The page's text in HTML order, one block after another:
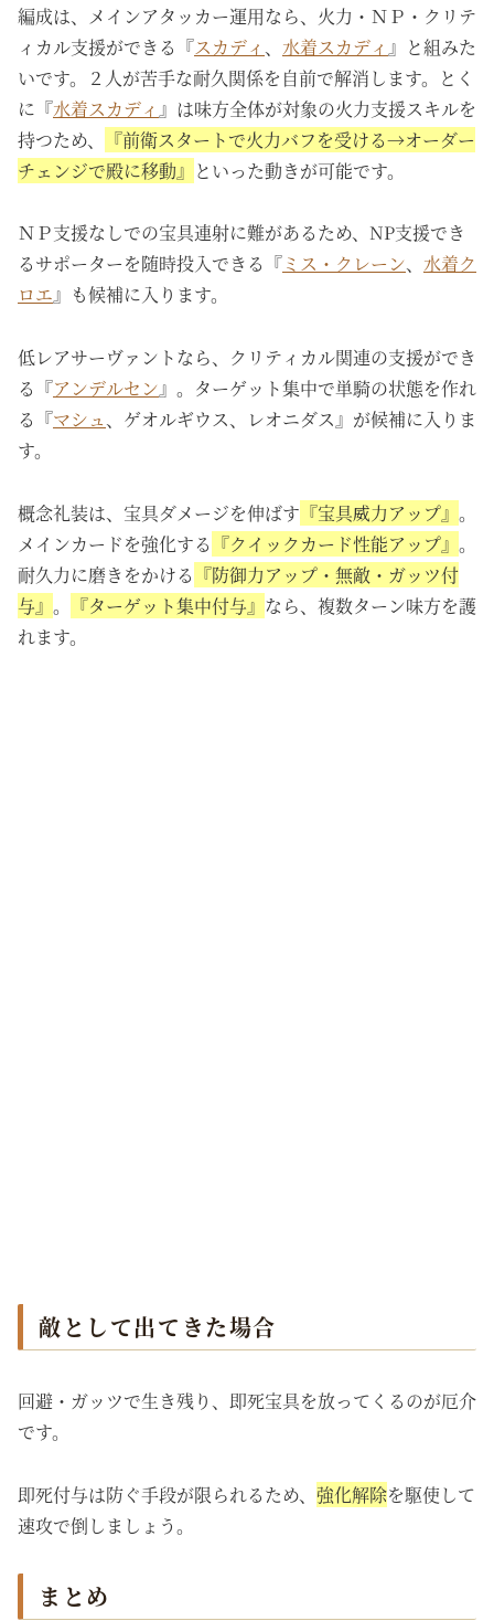
編成は、メインアタッカー運用なら、火力・ＮＰ・クリテ
ィカル支援ができる『スカディ 、 水着スカディ 』と組みた
いです。２人が苦手な耐久関係を自前で解消します。とく
に『水着スカディ 』は味方全体が対象の火力支援スキルを
持つため、
『前衛スタートで火力バフを受ける→オーダー
チェンジで殿に移動』 といった動きが可能です。
ＮＰ支援なしでの宝具連射に難があるため、NP支援でき
るサポーターを随時投入できる『ミス・クレーン、 水着ク
ロエ』も候補に入ります。
低レアサーヴァントなら、クリティカル関連の支援ができ
る『アンデルセン』。ターゲット集中で単騎の状態を作れ
る『マシュ、ゲオルギウス、レオニダス』が候補に入りま
す。
概念礼装は、宝具ダメージを伸ばす 『宝具威力アップ』 。
メインカードを強化する 『クイックカード性能アップ』 。
耐久力に磨きをかける 『防御力アップ・無敵・ガッツ付
与』 。 『ターゲット集中付与』 なら、複数ターン味方を護
れます。
敵として出てきた場合
回避・ガッツで生き残り、即死宝具を放ってくるのが厄介
です。
即死付与は防ぐ手段が限られるため、 強化解除を駆使して
速攻で倒しましょう。
まとめ